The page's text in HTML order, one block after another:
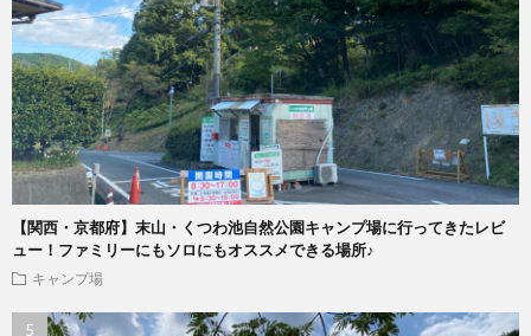
【関西・京都府】末山・くつわ池自然公園キャンプ場に行ってきたレビ
ュー！ファミリーにもソロにもオススメできる場所♪
キャンプ場